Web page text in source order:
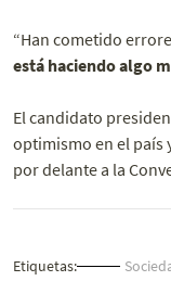
“Han cometido
está haciendo algo
El candidato
optimismo en el país
por delante a la
Etiquetas: